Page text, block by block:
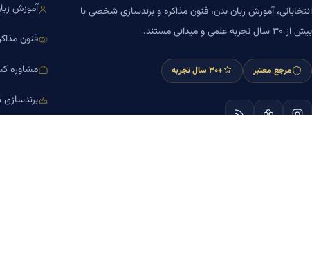
انتخاباتی، آموزش زبان بدن، فنون مذاکره و برندسازی شخصی با
بیش از ۳۰ سال تجربه علمی و میدانی مستند.
مرجع معتبر +۳۰ سال تجربه
آموزش
فنون
مشاوره